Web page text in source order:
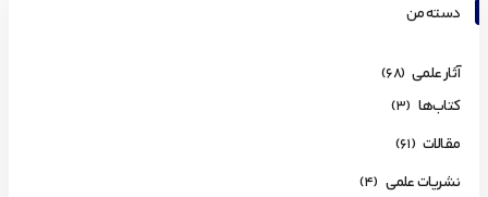
دسته من
آثار علمی (68)
کتاب‌ها (3)
مقالات (61)
نشریات علمی (4)